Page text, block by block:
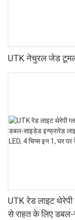
UTK नेचुरल जेड
UTK रेड लाइट थेरेपी
से राहत के लिए डबल-